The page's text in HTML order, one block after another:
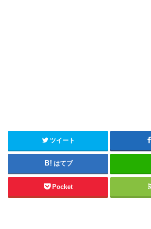
ツイート
はてブ
Pocket